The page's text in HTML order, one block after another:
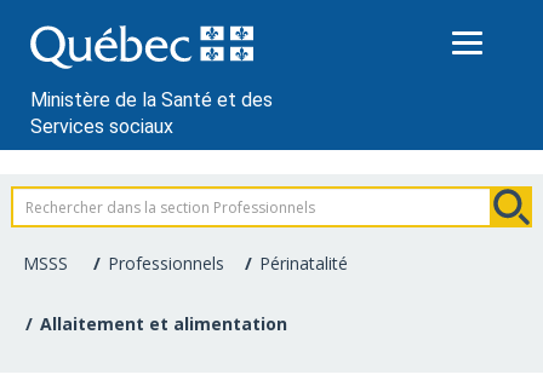
au
contenu
Ministère de la Santé et des
Services sociaux
Information
pour
les
MSSS Professionnels Périnatalité
Allaitement et alimentation